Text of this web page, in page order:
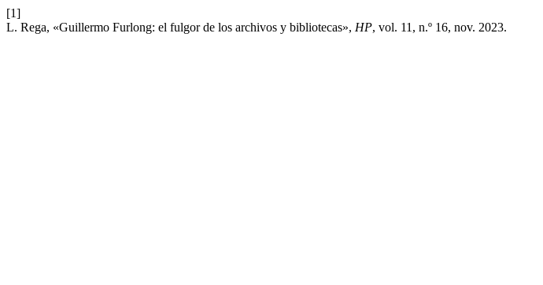
[1]
L. Rega, «Guillermo Furlong: el fulgor de los archivos y bibliotecas», HP, vol. 11, n.º 16, nov. 2023.